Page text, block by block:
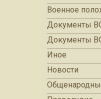
Военное
Документы
Документы
Иное
Новости